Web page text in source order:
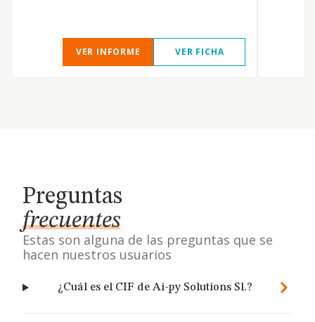
VER INFORME VER FICHA
Preguntas
frecuentes
Estas son alguna de las preguntas que se
hacen nuestros usuarios
¿Cuál es el CIF de Ai-py Solutions Sl.?